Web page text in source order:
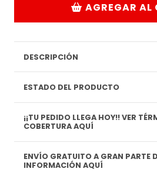
AGREGAR AL
DESCRIPCIÓN
ESTADO DEL PRODUCTO
¡¡TU PEDIDO LLEGA HOY!! VER TÉRMINOS Y
COBERTURA AQUÍ
ENVÍO GRATUITO A GRAN PARTE
INFORMACIÓN AQUÍ